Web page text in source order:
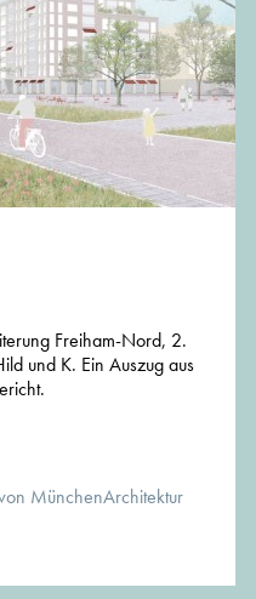
Freiham-Nord, 2.
und K. Ein Auszug aus
MünchenArchitektur